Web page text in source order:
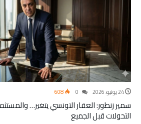
24 يونيو، 2026 608
سمير زنطور: العقار التونسي يتغير…
التحولات قبل الجميع